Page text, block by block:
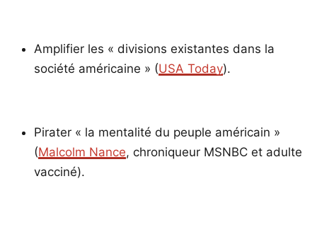
Amplifier les « divisions existantes dans la
société américaine » (USA Today).
Pirater « la mentalité du peuple américain »
(Malcolm Nance, chroniqueur MSNBC et adulte
vacciné).